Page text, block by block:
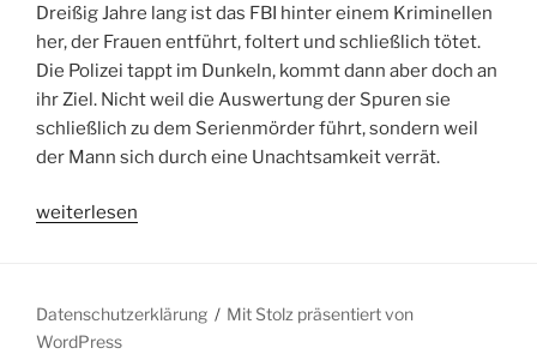
Dreißig Jahre lang ist das FBI hinter einem Kriminellen
her, der Frauen entführt, foltert und schließlich tötet.
Die Polizei tappt im Dunkeln, kommt dann aber doch an
ihr Ziel. Nicht weil die Auswertung der Spuren sie
schließlich zu dem Serienmörder führt, sondern weil
der Mann sich durch eine Unachtsamkeit verrät.
„Die
Serienmörder“
weiterlesen
Datenschutzerklärung
Mit Stolz präsentiert von
WordPress